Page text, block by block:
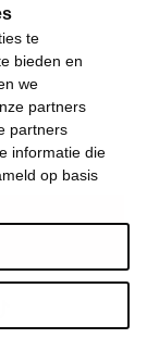
te
bieden en
we
partners
partners
informatie die
op basis